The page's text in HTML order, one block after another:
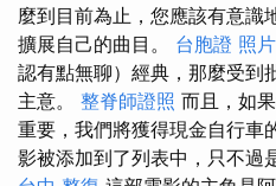
麼到目前為止，您應該有意識
擴展自己的曲目。 台胞證 照片
認有點無聊）經典，那麼受到
主意。 整脊師證照 而且，如
重要，我們將獲得現金自行車
影被添加到了列表中，只不過